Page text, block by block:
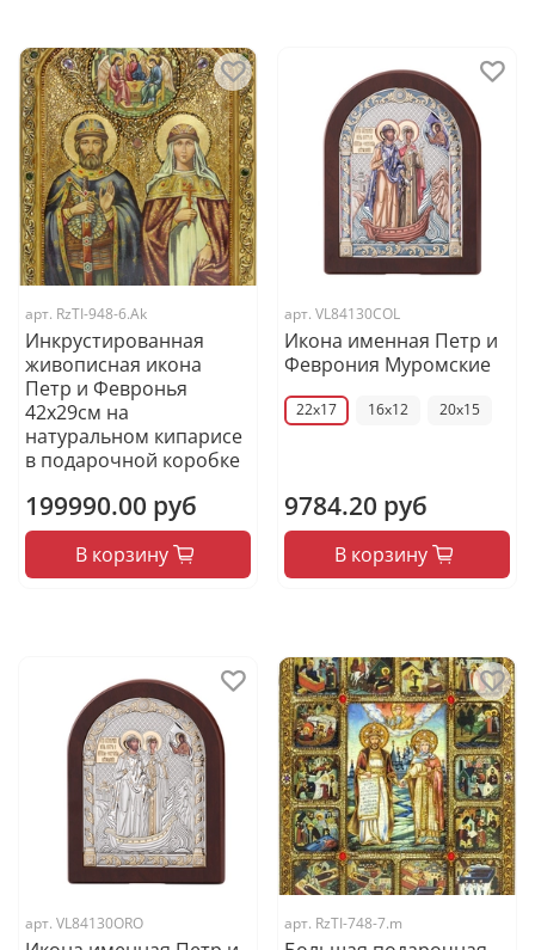
арт. RzTI-948-6.Ak
Инкрустированная
живописная икона
Петр и Февронья
42х29см на
натуральном кипарисе
в подарочной коробке
199990.00 руб
В корзину
арт. VL84130COL
Икона именная Петр и
Феврония Муромские
22x17 16x12 20x15
9784.20 руб
В корзину
арт. VL84130ORO арт. RzTI-748-7.m